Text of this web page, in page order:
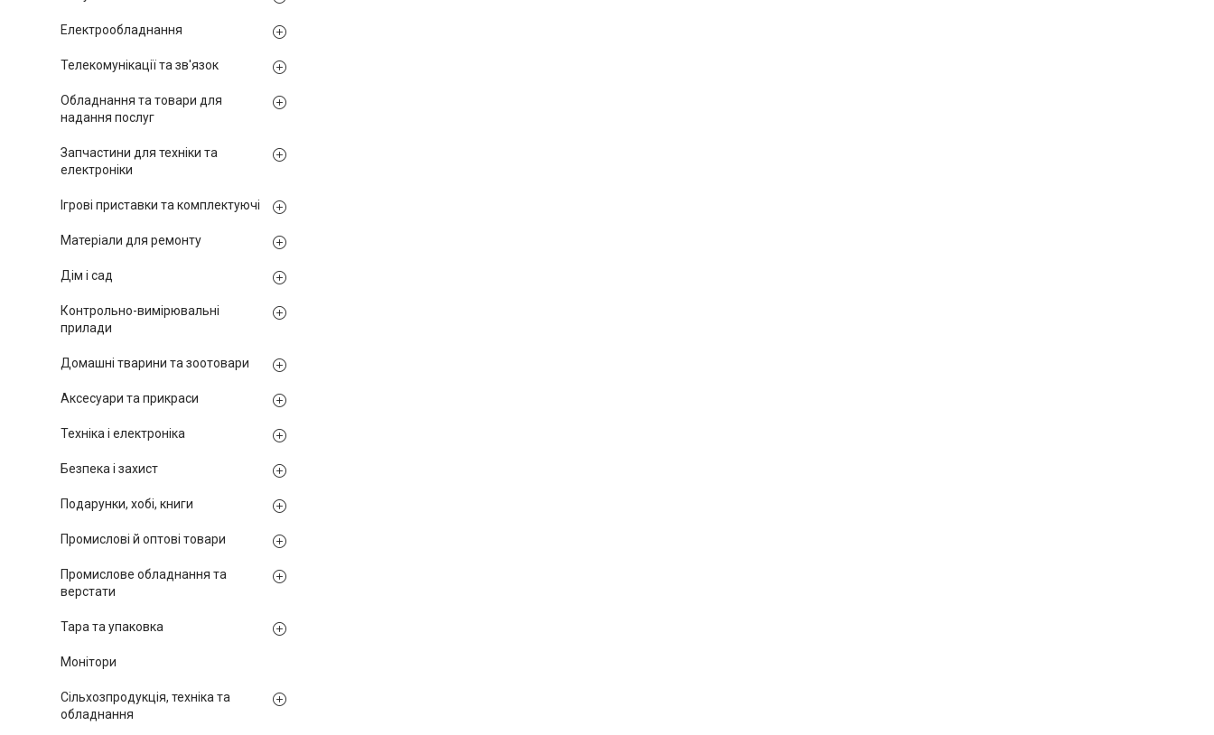
Електрообладнання
Телекомунікації та зв'язок
Обладнання та товари для
надання послуг
Запчастини для техніки та
електроніки
Ігрові приставки та комплектуючі
Матеріали для ремонту
Дім і сад
Контрольно-вимірювальні
прилади
Домашні тварини та зоотовари
Аксесуари та прикраси
Техніка і електроніка
Безпека і захист
Подарунки, хобі, книги
Промислові й оптові товари
Промислове обладнання та
верстати
Тара та упаковка
Монітори
Сільхозпродукція, техніка та
обладнання